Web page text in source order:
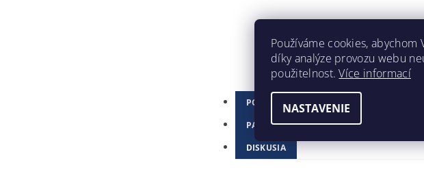
POPIS
PARAMETRE
DISKUSIA
Používáme cookies,
díky analýze provozu webu
použitelnost.Více informací
NASTAVENIE